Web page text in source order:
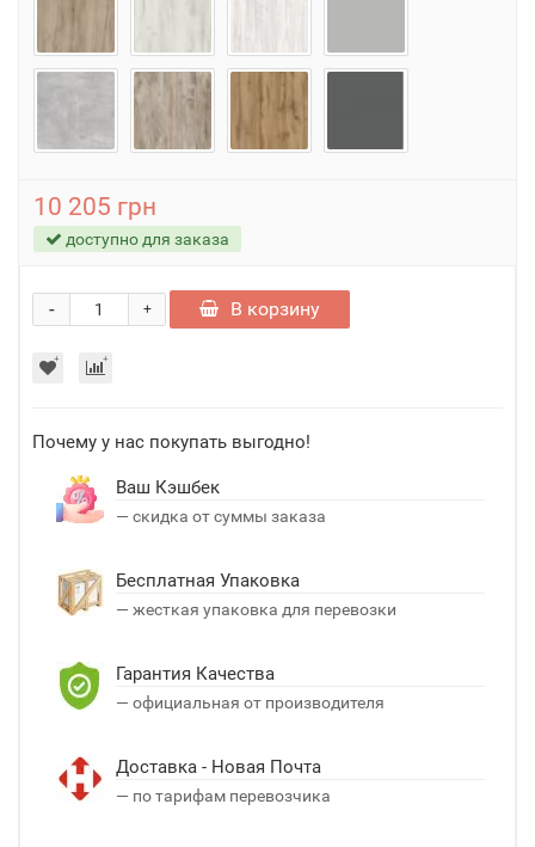
10 205 грн
доступно для заказа
+
- В корзину
Почему у нас покупать выгодно!
Ваш Кэшбек
— скидка от суммы заказа
Бесплатная Упаковка
— жесткая упаковка для перевозки
Гарантия Качества
— официальная от производителя
Доставка - Новая Почта
— по тарифам перевозчика